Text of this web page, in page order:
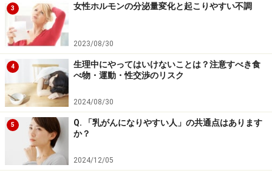
※記事内容は執筆時点のものです。最新の内容をご確認くださ
い。
※当サイトにおける医師・医療従事者等による情報の提供は、診
断・治療行為ではありません。診断・治療を必要とする方は、適
切な医療機関での受診をおすすめいたします。記事内容は執筆者
個人の見解によるものであり、全ての方への有効性を保証するも
のではありません。当サイトで提供する情報に基づいて被ったい
かなる損害についても、当社、各ガイド、その他当社と契約した
情報提供者は一切の責任を負いかねます。
免責事項
3 女性ホルモンの分泌量変化と起こりやすい不調
2023/08/30
4
生理中にやってはいけないことは？注意すべき食
べ物・運動・性交渉のリスク
2024/08/30
5
Q. 「乳がんになりやすい人」の共通点はあります
か？
2024/12/05